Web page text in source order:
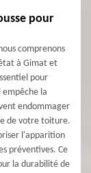
pour
comprenons
à Gimat et
pour
la
endommager
de votre toiture.
l'apparition
préventives. Ce
la durabilité de